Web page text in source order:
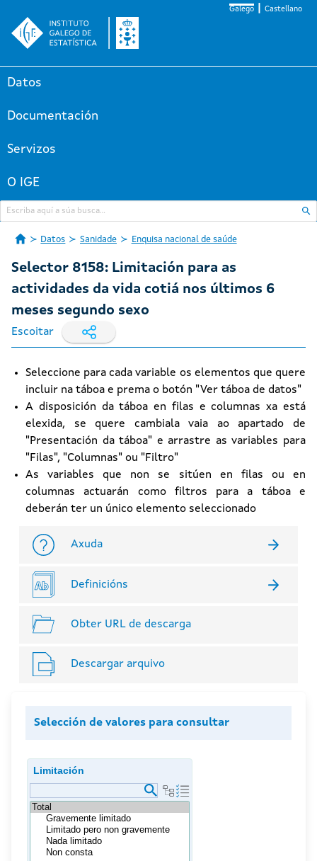
Galego Castellano
Datos
Documentación
Servizos
O IGE
Datos Sanidade Enquisa nacional de saúde
Selector 8158: Limitación para as
actividades da vida cotiá nos últimos 6
meses segundo sexo
Escoitar
Seleccione para cada variable os elementos que quere
incluir na táboa e prema o botón "Ver táboa de datos"
A disposición da táboa en filas e columnas xa está
elexida, se quere cambiala vaia ao apartado de
"Presentación da táboa" e arrastre as variables para
"Filas", "Columnas" ou "Filtro"
As variables que non se sitúen en filas ou en
columnas actuarán como filtros para a táboa e
deberán ter un único elemento seleccionado
Axuda
Definicións
Obter URL de descarga
Descargar arquivo
Selección de valores para consultar
Limitación